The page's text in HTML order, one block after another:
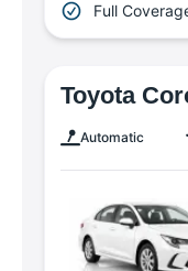
Full
Toyota
Automatic